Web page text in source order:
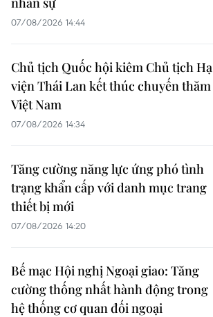
07/08/2026 14:44
Chủ tịch Quốc hội kiêm Chủ tịch Hạ
viện Thái Lan kết thúc chuyến thăm
Việt Nam
07/08/2026 14:34
Tăng cường năng lực ứng phó tình
trạng khẩn cấp với danh mục trang
thiết bị mới
07/08/2026 14:20
Bế mạc Hội nghị Ngoại giao: Tăng
cường thống nhất hành động trong
hệ thống cơ quan đối ngoại